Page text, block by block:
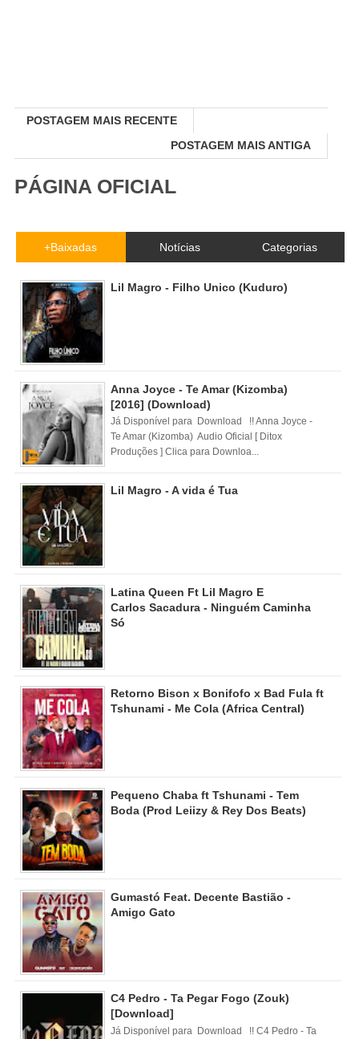
POSTAGEM MAIS RECENTE
POSTAGEM MAIS ANTIGA
PÁGINA OFICIAL
+Baixadas Notícias Categorias
Lil Magro - Filho Unico (Kuduro)
Anna Joyce - Te Amar (Kizomba)
[2016] (Download)
Já Disponível para Download !! Anna Joyce -
Te Amar (Kizomba) Audio Oficial [ Ditox
Produções ] Clica para Downloa...
Lil Magro - A vida é Tua
Latina Queen Ft Lil Magro E
Carlos Sacadura - Ninguém Caminha
Só
Retorno Bison x Bonifofo x Bad Fula ft
Tshunami - Me Cola (Africa Central)
Pequeno Chaba ft Tshunami - Tem
Boda (Prod Leiizy & Rey Dos Beats)
Gumastó Feat. Decente Bastião -
Amigo Gato
C4 Pedro - Ta Pegar Fogo (Zouk)
[Download]
Já Disponível para Download !! C4 Pedro - Ta